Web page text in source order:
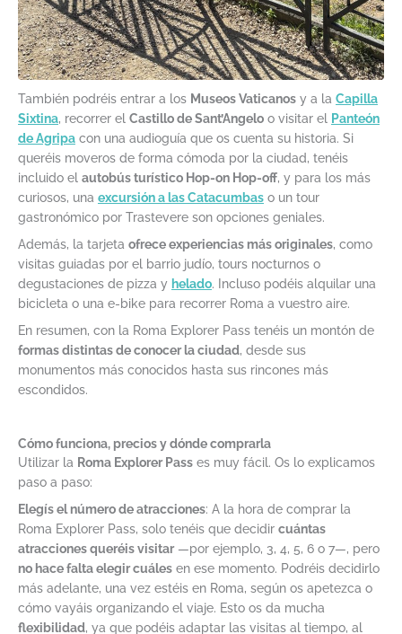
También podréis entrar a los Museos Vaticanos y a la Capilla
Sixtina, recorrer el Castillo de Sant’Angelo o visitar el
Panteón
de Agripa con una audioguía que os cuenta su historia. Si
queréis moveros de forma cómoda por la ciudad, tenéis
incluido el autobús turístico Hop-on Hop-off, y para los más
curiosos, una excursión a las Catacumbas o un tour
gastronómico por Trastevere son opciones geniales.
Además, la tarjeta ofrece experiencias más originales, como
visitas guiadas por el barrio judío, tours nocturnos o
degustaciones de pizza y helado. Incluso podéis alquilar una
bicicleta o una e-bike para recorrer Roma a vuestro aire.
En resumen, con la Roma Explorer Pass tenéis un montón de
formas distintas de conocer la ciudad, desde sus
monumentos más conocidos hasta sus rincones más
escondidos.
Cómo funciona, precios y dónde comprarla
Utilizar la Roma Explorer Pass es muy fácil. Os lo explicamos
paso a paso:
Elegís el número de atracciones: A la hora de comprar la
Roma Explorer Pass, solo tenéis que decidir cuántas
atracciones queréis visitar—por ejemplo, 3, 4, 5, 6 o 7—, pero
no hace falta elegir cuáles en ese momento. Podréis decidirlo
más adelante, una vez estéis en Roma, según os apetezca o
cómo vayáis organizando el viaje. Esto os da mucha
flexibilidad, ya que podéis adaptar las visitas al tiempo, al